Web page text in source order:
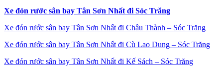
Xe đón rước sân bay Tân Sơn Nhất đi Sóc Trăng
Xe đón rước sân bay Tân Sơn Nhất đi Châu Thành – Sóc Trăng
Xe đón rước sân bay Tân Sơn Nhất đi Cù Lao Dung – Sóc Trăng
Xe đón rước sân bay Tân Sơn Nhất đi Kế Sách – Sóc Trăng